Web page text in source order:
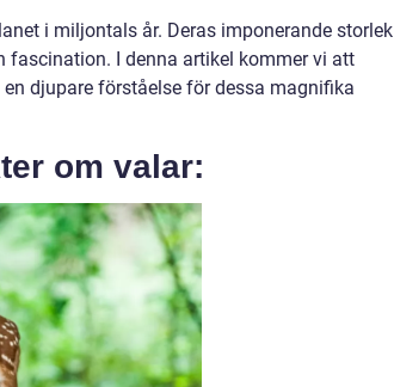
i miljontals år. Deras imponerande storlek
fascination. I denna artikel kommer vi att
djupare förståelse för dessa magnifika
om valar: